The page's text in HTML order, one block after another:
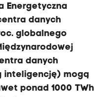
Energetyczna
danych
globalnego
danych
inteligencję) mogą
ponad 1000 TWh